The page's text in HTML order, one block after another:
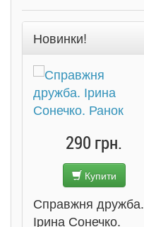
Новинки!
290 грн.
Купити
Справжня дружба.
Ірина Сонечко.